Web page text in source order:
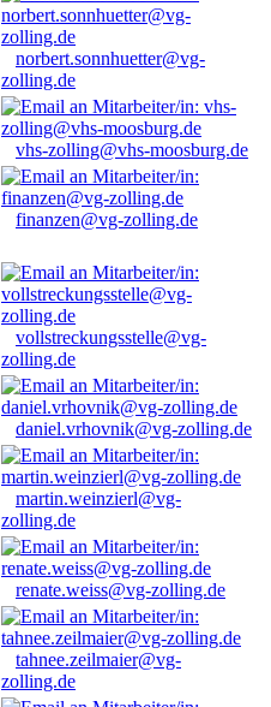
norbert.sonnhuetter@vg-
zolling.de
vhs-zolling@vhs-moosburg.de
finanzen@vg-zolling.de
vollstreckungsstelle@vg-
zolling.de
daniel.vrhovnik@vg-zolling.de
martin.weinzierl@vg-
zolling.de
renate.weiss@vg-zolling.de
tahnee.zeilmaier@vg-
zolling.de